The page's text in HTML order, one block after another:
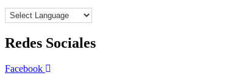
Redes Sociales
Facebook